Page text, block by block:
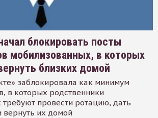
блокировать посты
мобилизованных, в которых
близких домой
заблокировала как минимум
в которых родственники
провести ротацию, дать
вернуть их домой